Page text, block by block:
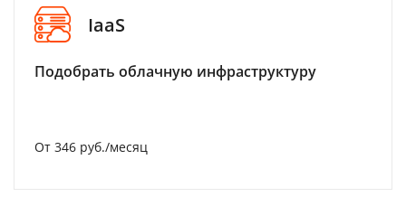
IaaS
Подобрать облачную инфраструктуру
От 346 руб./месяц